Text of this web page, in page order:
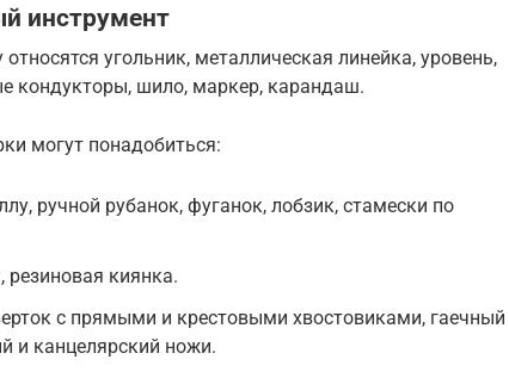
инструмент
угольник, металлическая линейка, уровень,
кондукторы, шило, маркер, карандаш.
могут понадобиться:
ручной рубанок, фуганок, лобзик, стамески по
киянка.
с прямыми и крестовыми хвостовиками, гаечный
и канцелярский ножи.